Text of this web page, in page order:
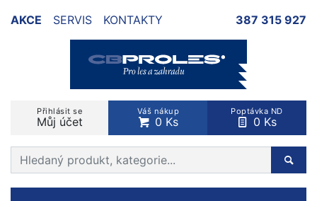
AKCE SERVIS KONTAKTY 387 315 927
Přihlásit se
Můj účet
Váš nákup
0 Ks
Poptávka ND
0 Ks
Prohledat web